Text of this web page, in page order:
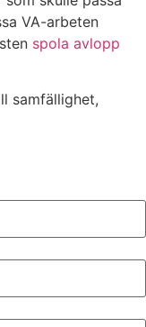
VA-arbeten
spola avlopp